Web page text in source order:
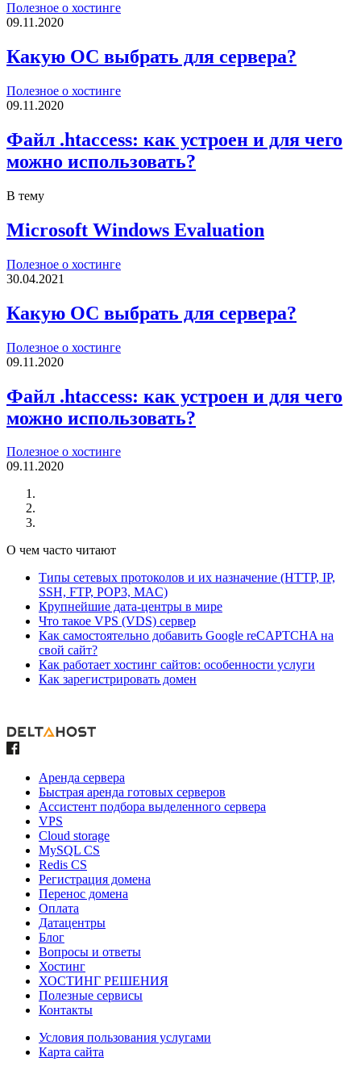
Полезное о хостинге
09.11.2020
Какую ОС выбрать для сервера?
Полезное о хостинге
09.11.2020
Файл .htaccess: как устроен и для чего
можно использовать?
В тему
Microsoft Windows Evaluation
Полезное о хостинге
30.04.2021
Какую ОС выбрать для сервера?
Полезное о хостинге
09.11.2020
Файл .htaccess: как устроен и для чего
можно использовать?
Полезное о хостинге
09.11.2020
О чем часто читают
Типы сетевых протоколов и их назначение (HTTP, IP,
SSH, FTP, POP3, MAC)
Крупнейшие дата-центры в мире
Что такое VPS (VDS) сервер
Как самостоятельно добавить Google reCAPTCHA на
свой сайт?
Как работает хостинг сайтов: особенности услуги
Как зарегистрировать домен
Аренда сервера
Быстрая аренда готовых серверов
Ассистент подбора выделенного сервера
VPS
Cloud storage
MySQL CS
Redis CS
Регистрация домена
Перенос домена
Оплата
Датацентры
Блог
Вопросы и ответы
Хостинг
ХОСТИНГ РЕШЕНИЯ
Полезные сервисы
Контакты
Условия пользования услугами
Карта сайта